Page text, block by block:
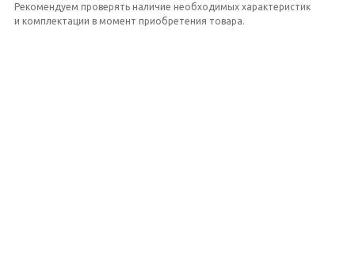
Рекомендуем проверять наличие необходимых характеристик
и комплектации в момент приобретения товара.